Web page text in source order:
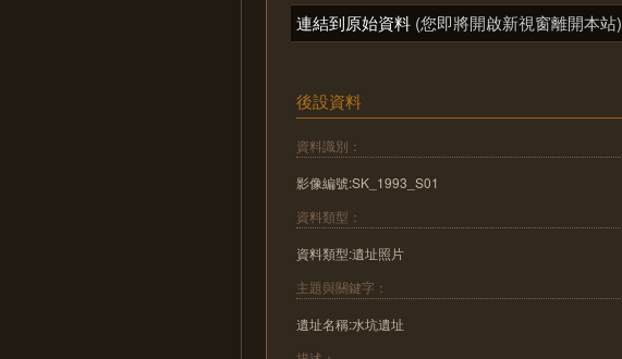
連結到原始資料 (您即將開啟新視窗離開本站)
後設資料
資料識別：
影像編號:SK_1993_S01
資料類型：
資料類型:遺址照片
主題與關鍵字：
遺址名稱:水坑遺址